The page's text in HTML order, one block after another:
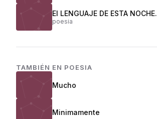
El LENGUAJE DE ESTA NOCHE.
poesia
TAMBIÉN EN POESIA
Mucho
Minimamente